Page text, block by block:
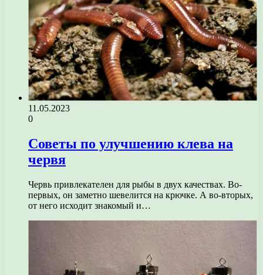
11.05.2023
0
Советы по улучшению клева на
червя
Червь привлекателен для рыбы в двух качествах. Во-
первых, он заметно шевелится на крючке. А во-вторых,
от него исходит знакомый и…